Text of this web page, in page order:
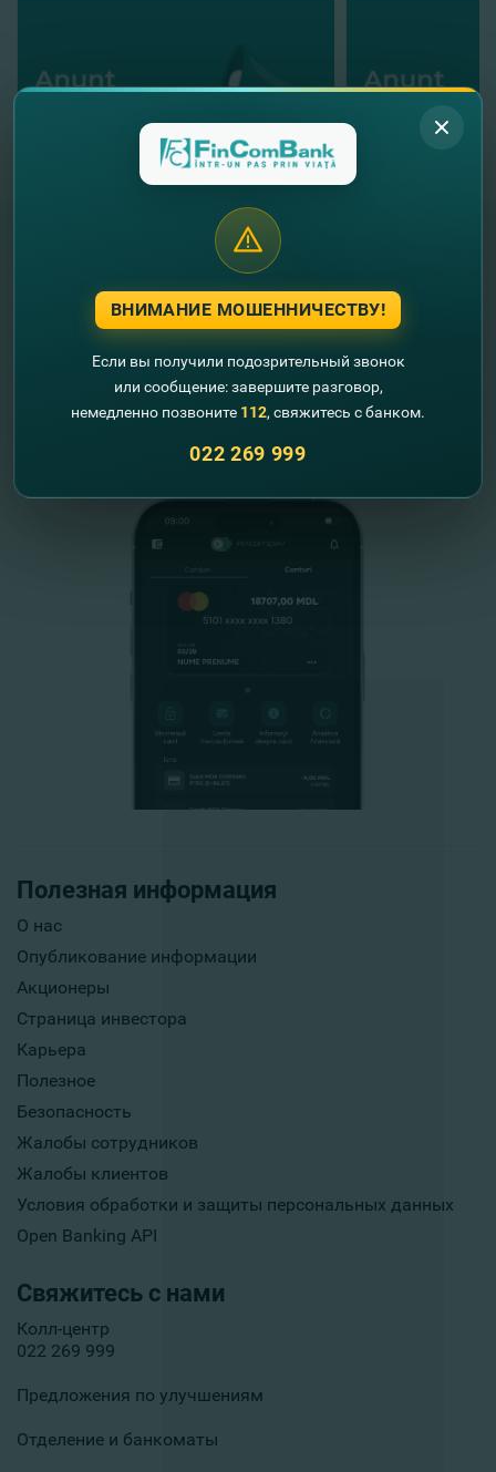
Полезная информация
О нас
Опубликование информации
Акционеры
Страница инвестора
Карьера
Полезное
Безопасность
Жалобы сотрудников
Жалобы клиентов
Условия обработки и защиты персональных данных
Open Banking API
Свяжитесь с нами
Колл-центр
022 269 999
Предложения по улучшениям
Отделение и банкоматы
"FinComBank" S.A. является членом
Схемы гарантирования депозитов
Республики Молдова
FinComPay Mobile
ВНИМАНИЕ МОШЕННИЧЕСТВУ!
Если вы получили подозрительный звонок
или сообщение: завершите разговор,
немедленно позвоните 112, свяжитесь с банком.
022 269 999